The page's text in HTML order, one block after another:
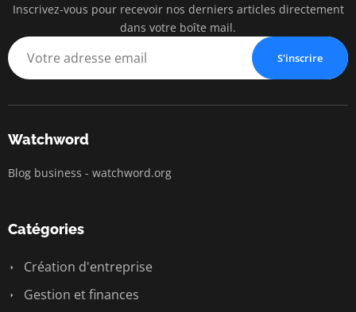
BUSINESS
Inscrivez-vous pour recevoir nos derniers articles directement
dans votre boîte mail.
S'inscrire
Watchword
Blog business - watchword.org
Catégories
Création d'entreprise
Gestion et finances